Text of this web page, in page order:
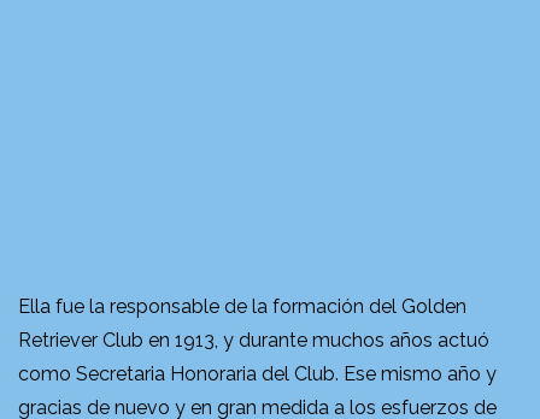
Ella fue la responsable de la formación del Golden
Retriever Club en 1913, y durante muchos años actuó
como Secretaria Honoraria del Club. Ese mismo año y
gracias de nuevo y en gran medida a los esfuerzos de